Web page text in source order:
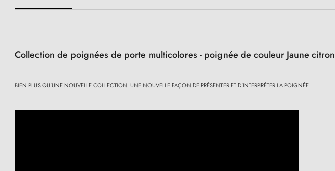
Collection de poignées de porte multicolores - poignée de couleur Jaune citron
BIEN PLUS QU'UNE NOUVELLE COLLECTION. UNE NOUVELLE FAÇON DE PRÉSENTER ET D'INTERPRÉTER LA POIGNÉE